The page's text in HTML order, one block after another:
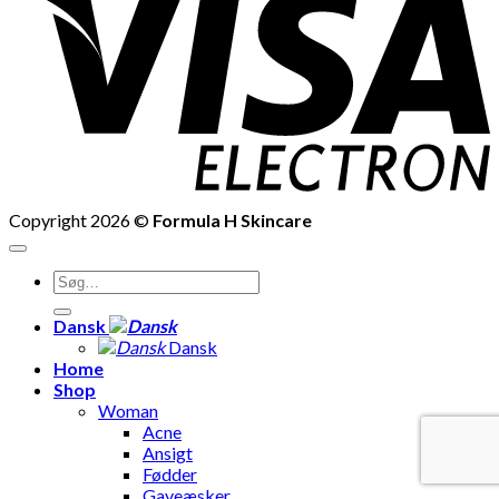
Copyright 2026 © Formula H Skincare
Søg
efter:
Dansk
Dansk
Home
Shop
Woman
Acne
Ansigt
Fødder
Gaveæsker